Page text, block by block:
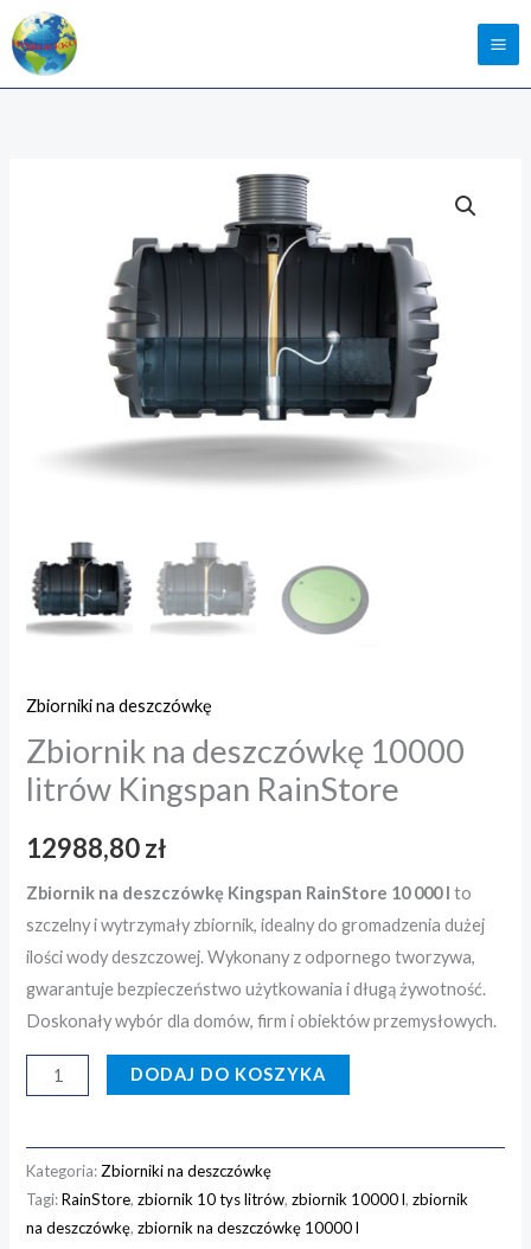
Zbiorniki na deszczówkę
Zbiornik na deszczówkę 10000
litrów Kingspan RainStore
12988,80zł
Zbiornik na deszczówkę Kingspan RainStore 10 000 l to
szczelny i wytrzymały zbiornik, idealny do gromadzenia dużej
ilości wody deszczowej. Wykonany z odpornego tworzywa,
gwarantuje bezpieczeństwo użytkowania i długą żywotność.
Doskonały wybór dla domów, firm i obiektów przemysłowych.
deszczówkę
DODAJ DO KOSZYKA
Kategoria: Zbiorniki na deszczówkę
Tagi:RainStore,zbiornik 10 tys litrów,zbiornik 10000 l,zbiornik
na deszczówkę,zbiornik na deszczówkę 10000 l